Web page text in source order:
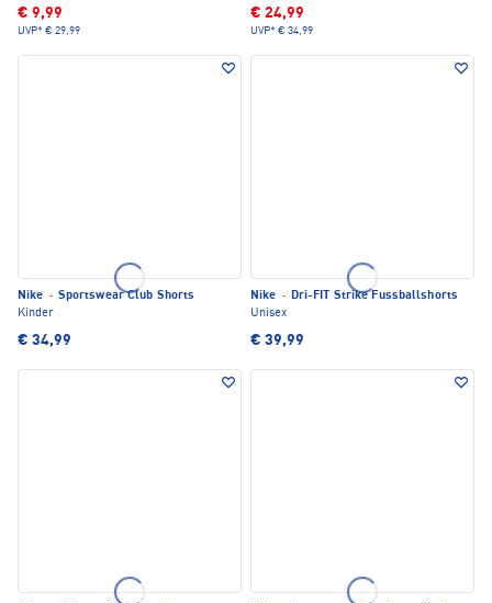
€ 9,99
UVP* € 29,99
€ 24,99
UVP* € 34,99
Nike · Sportswear Club Shorts
Kinder
€ 34,99
Nike · Dri-FIT Strike Fussballshorts
Unisex
€ 39,99